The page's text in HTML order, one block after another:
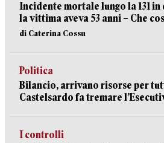
Incidente mortale lungo la 131
la vittima aveva 53 anni – Che
di Caterina Cossu
Politica
Bilancio, arrivano risorse per
Castelsardo fa tremare
I controlli